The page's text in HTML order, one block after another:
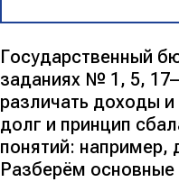
Государственный
заданиях № 1, 5,
различать доходы
долг и принцип
понятий:
Разберём